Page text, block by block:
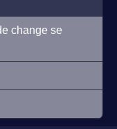
change se